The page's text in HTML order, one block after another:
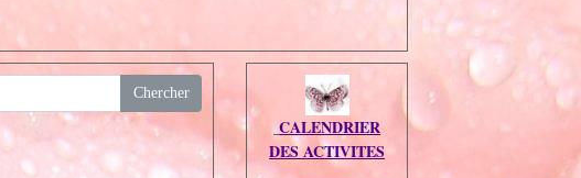
CALENDRIER
DES ACTIVITES